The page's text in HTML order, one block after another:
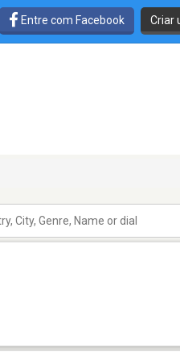
Entre com Facebook Criar